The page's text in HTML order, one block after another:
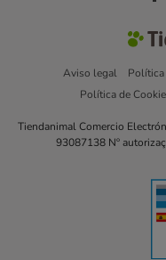
Aviso legal Política
Política de
Tiendanimal Comercio
93087138 Nº